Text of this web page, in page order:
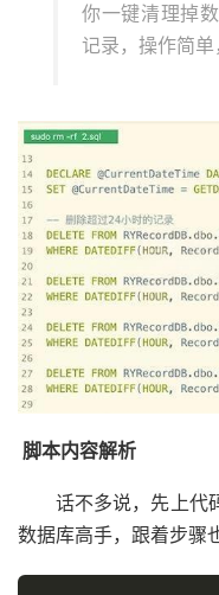
你一键清理掉
记录，操作简单
脚本内容解析
话不多说，先上代
数据库高手，跟着步骤